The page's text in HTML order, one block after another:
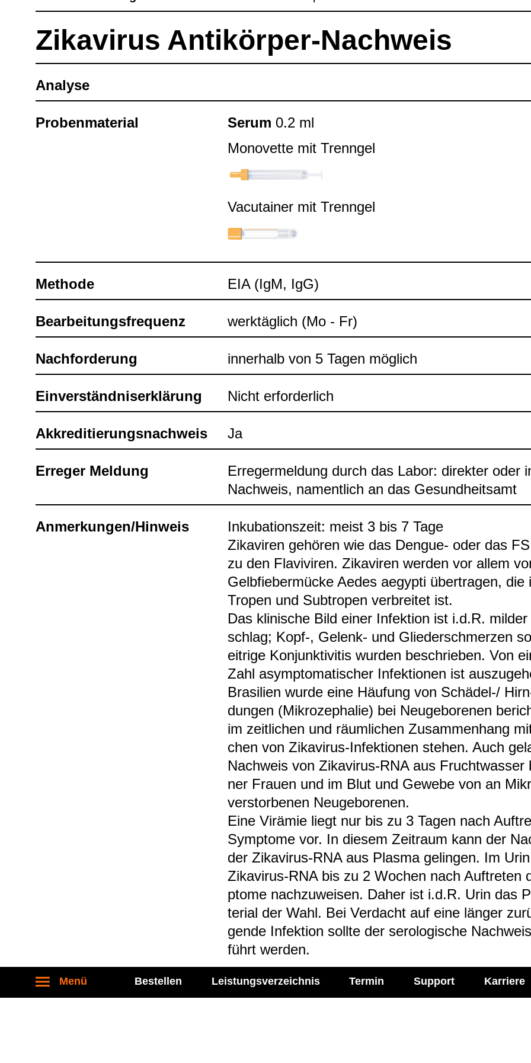
Menü Bestellen Leistungsverzeichnis Termin Support Karriere
Zika­vi­rus Anti­kör­per-​Nach­weis
Ana­lyse
Pro­ben­ma­te­rial Serum 0.2 ml
Mono­vette mit Trenn­gel
Vacu­tai­ner mit Trenn­gel
Methode EIA (IgM, IgG)
Bear­bei­tungs­fre­quenz werk­täg­lich (Mo - Fr)
Nach­for­de­rung inner­halb von 5 Tagen mög­lich
Ein­ver­ständ­nis­er­klä­rung Nicht erfor­der­lich
Akkre­di­tie­rungs­nach­weis Ja
Erre­ger Mel­dung
Erre­ger­mel­dung durch das Labor: direk­ter oder
Nach­weis, nament­lich an das Gesund­heits­amt
Anmer­kun­gen/Hin­weis
Inku­ba­ti­ons­zeit: meist 3 bis 7 Tage
Zika­vi­ren gehö­ren wie das Den­gue-​ oder das
zu den Fla­vi­vi­ren. Zika­vi­ren wer­den vor allem
Gelb­fie­ber­mü­cke Aedes aegypti über­tra­gen, die
Tro­pen und Sub­tro­pen ver­brei­tet ist.
Das kli­ni­sche Bild einer Infek­tion ist i.d.R.
schlag; Kopf-​, Gelenk-​ und Glie­der­schmer­zen
eit­rige Kon­junk­ti­vi­tis wur­den beschrie­ben. Von
Zahl asym­pto­ma­ti­scher Infek­tio­nen ist
Bra­si­lien wurde eine Häu­fung von Schä­del-​/
dun­gen (Mikro­ze­pha­lie) bei Neu­ge­bo­re­nen
im zeit­li­chen und räum­li­chen Zusam­men­hang
chen von Zika­vi­rus-​Infek­tio­nen ste­hen. Auch
Nach­weis von Zika­vi­rus-​RNA aus
ner Frauen und im Blut und Gewebe von an
ver­stor­be­nen Neu­ge­bo­re­nen.
Eine Virä­mie liegt nur bis zu 3 Tagen nach
Sym­ptome vor. In die­sem Zeit­raum kann der
der Zika­vi­rus-​RNA aus Plasma gelin­gen. Im
Zika­vi­rus-​RNA bis zu 2 Wochen nach Auf­tre­ten
ptome nach­zu­wei­sen. Daher ist i.d.R. Urin das
te­rial der Wahl. Bei Ver­dacht auf eine län­ger
gende Infek­tion sollte der sero­lo­gi­sche
führt wer­den.